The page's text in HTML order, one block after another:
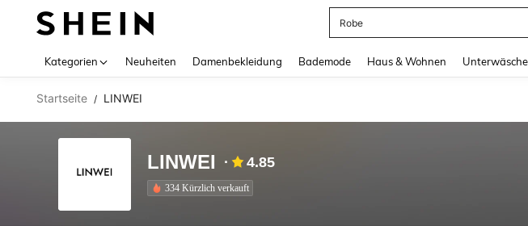
Robe
Kategorien Neuheiten Damenbekleidung Bademode Haus & Wohnen
Startseite / LINWEI
LINWEI 4.85
334 Kürzlich verkauft